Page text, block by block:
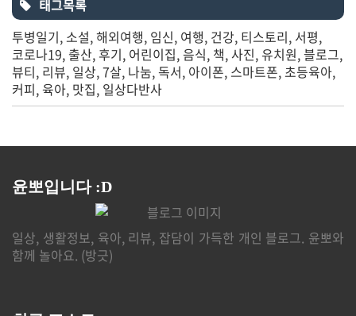
태그목록
투병일기 소설 해외여행 임신 여행 건강 티스토리 서평
코로나19 출산 후기 어린이집 음식 책 사진 유치원 블로그
뷰티 리뷰 일상 7살 나눔 독서 아이폰 스마트폰 초등육아
커피 육아 맛집 일상다반사
윤뽀입니다 :D
일상, 생활정보, 육아, 리뷰, 잡담이 가득한 개인 블로그. 윤뽀와
함께 놀아요. (방긋)